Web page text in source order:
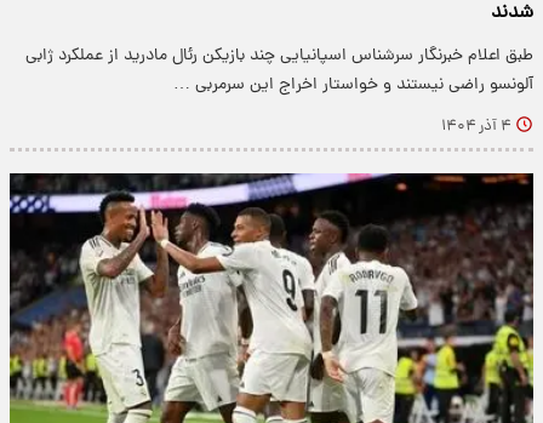
شدند
طبق اعلام خبرنگار سرشناس اسپانیایی چند بازیکن رئال مادرید از عملکرد ژابی
آلونسو راضی نیستند و خواستار اخراج این سرمربی …
۴ آذر ۱۴۰۴